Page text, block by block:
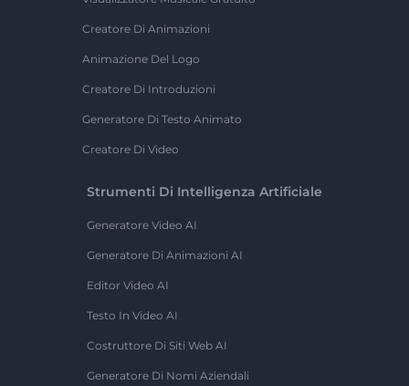
Creatore Di Animazioni
Animazione Del Logo
Creatore Di Introduzioni
Generatore Di Testo Animato
Creatore Di Video
Strumenti Di Intelligenza Artificiale
Generatore Video AI
Generatore Di Animazioni AI
Editor Video AI
Testo In Video AI
Costruttore Di Siti Web AI
Generatore Di Nomi Aziendali